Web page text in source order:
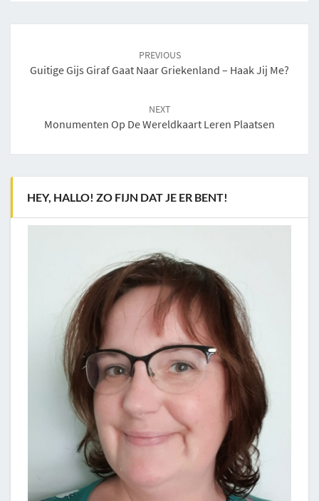
PREVIOUS
Guitige Gijs Giraf Gaat Naar Griekenland – Haak Jij Me?
NEXT
Monumenten Op De Wereldkaart Leren Plaatsen
HEY, HALLO! ZO FIJN DAT JE ER BENT!